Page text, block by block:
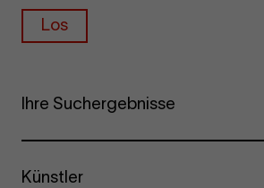
Los
Ihre Suchergebnisse
Künstler